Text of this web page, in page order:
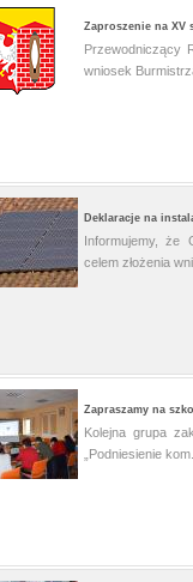
Zaproszenie na XV
Przewodniczący
wniosek
Deklaracje na
Informujemy, że
celem złożenia
Zapraszamy na
Kolejna grupa
„Podniesienie